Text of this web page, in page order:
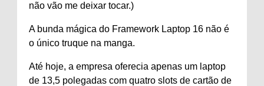
não vão me deixar tocar.)
A bunda mágica do Framework Laptop 16 não é
o único truque na manga.
Até hoje, a empresa oferecia apenas um laptop
de 13,5 polegadas com quatro slots de cartão de